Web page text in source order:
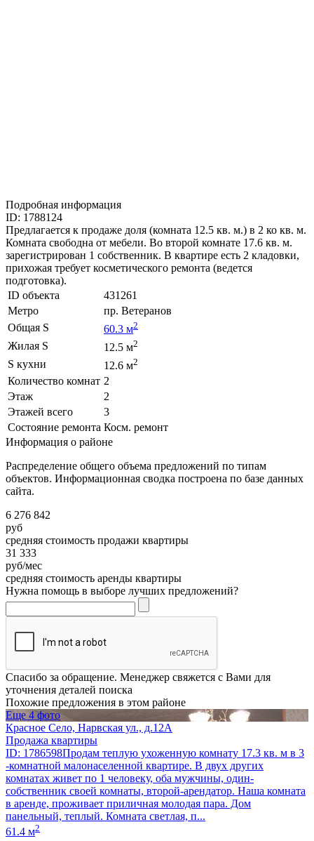
Подробная информация
ID: 1788124
Предлагается к продаже доля (комната 12.5 кв. м.) в 2 ко кв. м.
Комната свободна от мебели. Во второй комнате 17.6 кв. м.
зарегистрирован 1 собственник. В квартире есть 2 кладовки,
прихожая требует косметического ремонта (ведется
подготовка).
ID объекта
431261
Метро
пр. Ветеранов
Общая S
60.3 м2
Жилая S 12.5 м2
S кухни 12.6 м2
Количество комнат 2
Этаж
2
Этажей всего
3
Состояние ремонта Косм. ремонт
Информация о районе
Распределение общего объема предложений по типам
объектов. Информационная сводка построена по базе данных
сайта.
6 276 842
руб
средняя стоимость продажи квартиры
31 333
руб/мес
средняя стоимость аренды квартиры
Нужна помощь в выборе лучших предложений?
Спасибо за обращение. Менеджер свяжется с Вами для
уточнения деталей поиска
Похожие предложения в этом районе
Еще 4 фото
Красное Село, Нарвская ул., д.12А
Продажа квартиры
ID: 1786598Продам теплую ухоженную комнату 17.3 кв. м в 3
-комнатной малонаселенной квартире. В двух других
комнатах живет по 1 человеку, оба мужчины, один-
собственник своей комнаты, второй-арендатор. Наша комната
в аренде, проживает приличная молодая пара. Дом
панельный, теплый. Комната светлая, п...
61.4 м2